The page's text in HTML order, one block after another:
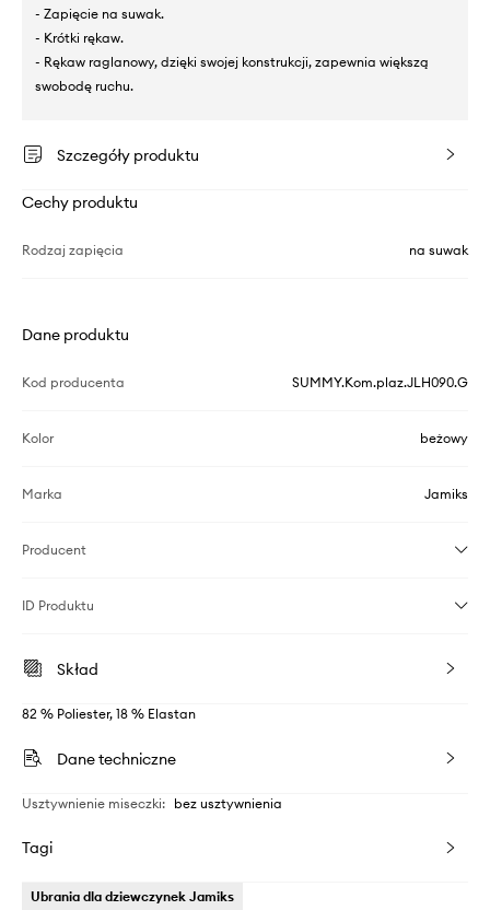
- Zapięcie na suwak.
- Krótki rękaw.
- Rękaw raglanowy, dzięki swojej konstrukcji, zapewnia większą
swobodę ruchu.
Szczegóły produktu
Cechy produktu
Rodzaj zapięcia na suwak
Dane produktu
Kod producenta SUMMY.Kom.plaz.JLH090.G
Kolor beżowy
Marka Jamiks
Producent
ID Produktu
Skład
82 % Poliester, 18 % Elastan
Dane techniczne
Usztywnienie miseczki: bez usztywnienia
Tagi
Ubrania dla dziewczynek Jamiks